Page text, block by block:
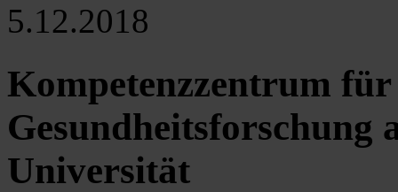
5.12.2018
Kompetenzzentrum
Universität